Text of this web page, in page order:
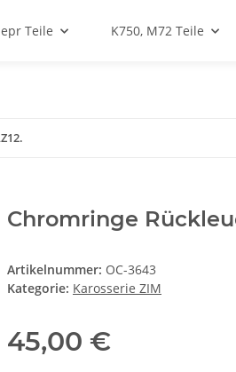
Teile K750, M72 Teile
Chromringe
Artikelnummer: OC-3643
Kategorie: Karosserie ZIM
45,00 €